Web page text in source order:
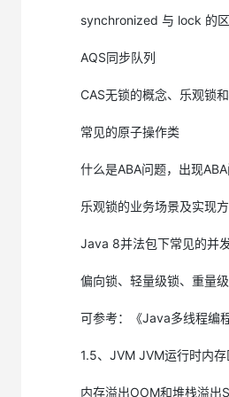
36.多态是如何实现的？
37.面向对象五大基本原则是什么
类与接口
38.类与接口抽象类和接口的对比
https://developer.aliyun.com/
https://developer.aliyun.com/
https://developer.aliyun.com/
41.普通类和抽象类有哪些区别？
42.抽象类能使用 final 修饰吗？
synchronized 与 lock 的
AQS同步队列
CAS无锁的概念、乐观锁
常见的原子操作类
什么是ABA问题，出现
乐观锁的业务场景及实现
Java 8并法包下常见的并
偏向锁、轻量级锁、重量
可参考：《Java多线程编
1.5、JVM JVM运行时内
内存溢出OOM和堆栈溢出